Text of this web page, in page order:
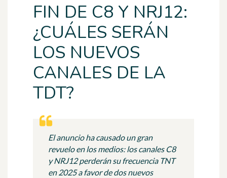
FIN DE C8 Y NRJ12:
¿CUÁLES SERÁN
LOS NUEVOS
CANALES DE LA
TDT?
El anuncio ha causado un gran
revuelo en los medios: los canales C8
y NRJ12 perderán su frecuencia TNT
en 2025 a favor de dos nuevos